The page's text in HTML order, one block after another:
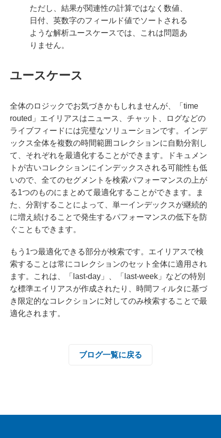
ただし、結果が関連性の計算ではなく数値、
日付、英数字のフィールド値でソートされる
ような解析ユースケースでは、これは問題あ
りません。
ユースケース
全体のロジックでお気づきかもしれませんが、「time
routed」エイリアスはニュース、チャット、ログなどの
ライブフィードには完璧なソリューションです。インデ
ックス全体を複数の時間範囲コレクションに自動分割し
て、それぞれを最適化することができます。ドキュメン
トが古いコレクションにインデックスされる可能性も低
いので、全てのセグメントを検索パフォーマンスの上が
る1つのものにまとめて最適化することができます。ま
た、分割することによって、単一インデックスが継続的
に増え続けることで発生するパフォーマンスの低下を防
ぐこともできます。
もう1つ最適化できる部分が検索です。エイリアスで検
索することは常にコレクションのセット全体に適用され
ます。これは、「last-day」、「last-week」などの特別
な標準エイリアスが作成されたり、時間フィルタに基づ
き限定的なコレクションに対してのみ検索することで最
適化されます。
ブログ一覧に戻る